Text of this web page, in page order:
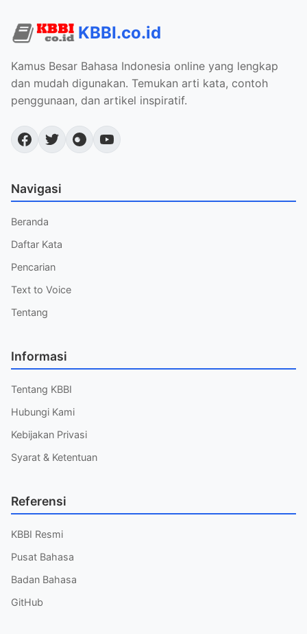
KBBI.co.id
Kamus Besar Bahasa Indonesia online yang lengkap
dan mudah digunakan. Temukan arti kata, contoh
penggunaan, dan artikel inspiratif.
Navigasi
Beranda
Daftar Kata
Pencarian
Text to Voice
Tentang
Informasi
Tentang KBBI
Hubungi Kami
Kebijakan Privasi
Syarat & Ketentuan
Referensi
KBBI Resmi
Pusat Bahasa
Badan Bahasa
GitHub